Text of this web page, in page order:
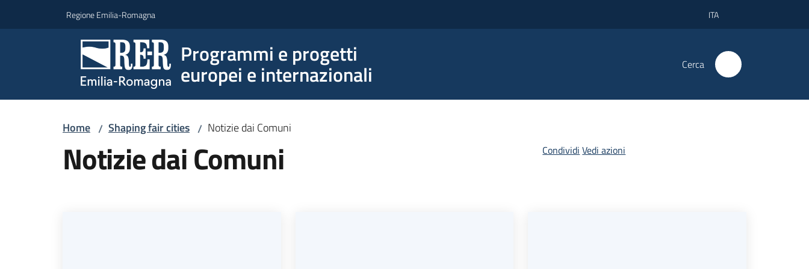
Regione Emilia-Romagna ITA
Programmi e progetti
europei e internazionali Cerca
Home / Shaping fair cities / Notizie dai Comuni
Notizie dai Comuni Condividi Vedi azioni